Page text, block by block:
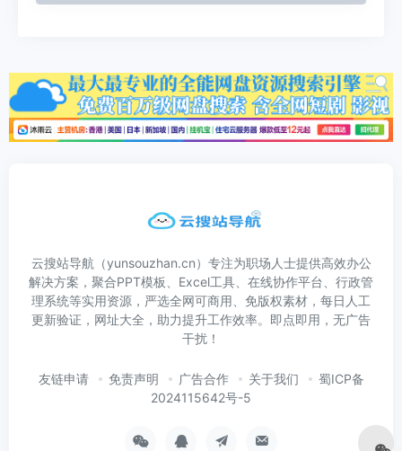
云搜站导航（yunsouzhan.cn）专注为职场人士提供高效办公
解决方案，聚合PPT模板、Excel工具、在线协作平台、行政管
理系统等实用资源，严选全网可商用、免版权素材，每日人工
更新验证，网址大全，助力提升工作效率。即点即用，无广告
干扰！
友链申请 免责声明 广告合作 关于我们
蜀ICP备
2024115642号-5